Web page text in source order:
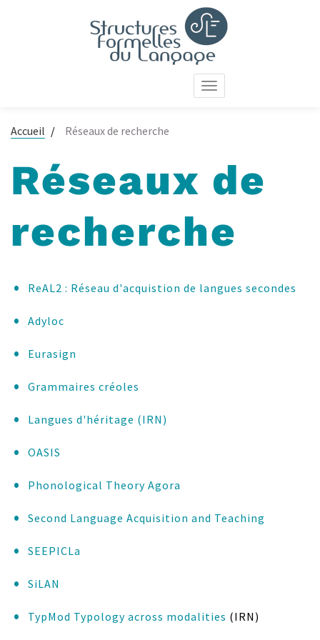
Toggle
Accueil
Réseaux de recherche
Réseaux de
recherche
ReAL2 : Réseau d'acquistion de langues secondes
Adyloc
Eurasign
Grammaires créoles
Langues d'héritage (IRN)
OASIS
Phonological Theory Agora
Second Language Acquisition and Teaching
SEEPICLa
SiLAN
TypMod Typology across modalities (IRN)